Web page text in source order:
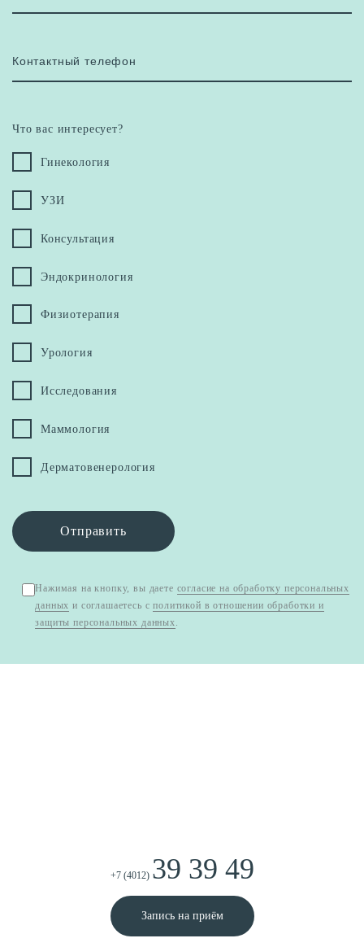
Контактный телефон
Что вас интересует?
Гинекология
УЗИ
Консультация
Эндокринология
Физиотерапия
Урология
Исследования
Маммология
Дерматовенерология
Отправить
Нажимая на кнопку, вы даете согласие на обработку персональных
данных и соглашаетесь сполитикой в отношении обработки и
защиты персональных данных
+7 (4012) 39 39 49
Запись на приём